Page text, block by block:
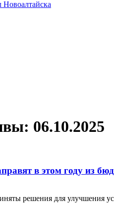
Новоалтайска
06.10.2025
в этом году из
решения для улучшения